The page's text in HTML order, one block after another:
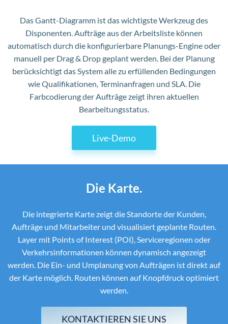
Das Gantt-Diagramm ist das wichtigste Werkzeug des
Disponenten. Aufträge aus der Arbeitsliste können
automatisch durch die konfigurierbare Planungs-Engine oder
manuell per Drag & Drop geplant werden. Bei der Planung
berücksichtigt das System alle zu erfüllenden Bedingungen
wie Qualifikationen, Terminanfragen und SLA. Die
Farbcodierung der Aufträge zeigt ihren aktuellen
Bearbeitungsstatus.
Live-Demo
Die Karte.
Die integrierte Karte zeigt die Standorte der Kunden,
Aufträge und Mitarbeiter und visualisiert geplante Routen.
Layer mit Points of Interest (POI), Serviceregionen oder
Verkehrsinformationen können dynamisch angezeigt
werden. Die Ein- und Umplanung von Aufträgen ist direkt auf
der Karte möglich. Routen können auf Knopfdruck optimiert
werden.
KONTAKTIEREN SIE UNS